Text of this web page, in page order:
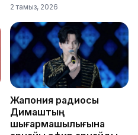
2 тамыз, 2026
Жапония радиосы
Димаштың
шығармашылығына